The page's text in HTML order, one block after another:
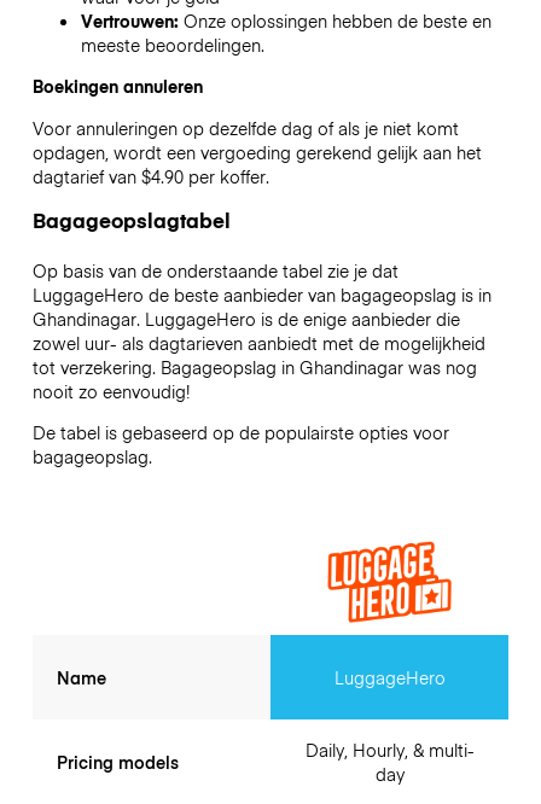
Vertrouwen: Onze oplossingen hebben de beste en
meeste beoordelingen.
Boekingen annuleren
Voor annuleringen op dezelfde dag of als je niet komt
opdagen, wordt een vergoeding gerekend gelijk aan het
dagtarief van $4.90 per koffer.
Bagageopslagtabel
Op basis van de onderstaande tabel zie je dat
LuggageHero de beste aanbieder van bagageopslag is in
Ghandinagar. LuggageHero is de enige aanbieder die
zowel uur- als dagtarieven aanbiedt met de mogelijkheid
tot verzekering. Bagageopslag in Ghandinagarwas nog
nooit zo eenvoudig!
De tabel is gebaseerd op de populairste opties voor
bagageopslag.
Name
Pricing models
LuggageHero
Daily, Hourly, & multi-
day